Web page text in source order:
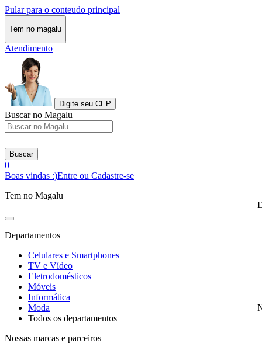
Pular para o conteudo principal
Tem no magalu
Atendimento
Digite seu CEP
Buscar no Magalu
Buscar
0
Boas vindas :)Entre ou Cadastre-se
Tem no Magalu
Departamentos
Celulares e Smartphones
TV e Vídeo
Eletrodomésticos
Móveis
Informática
Moda
Todos os departamentos
Nossas marcas e parceiros